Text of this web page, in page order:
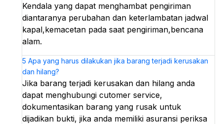
Kendala yang dapat menghambat pengiriman
diantaranya perubahan dan keterlambatan jadwal
kapal,kemacetan pada saat pengiriman,bencana
alam.
5 Apa yang harus dilakukan jika barang terjadi kerusakan
dan hilang?
Jika barang terjadi kerusakan dan hilang anda
dapat menghubungi cutomer service,
dokumentasikan barang yang rusak untuk
dijadikan bukti, jika anda memiliki asuransi periksa